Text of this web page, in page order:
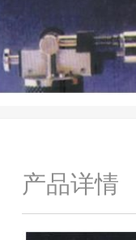
产品详情